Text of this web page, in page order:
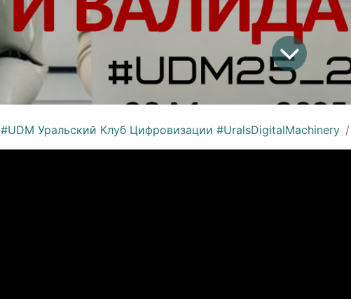
#UDM Уральский Клуб Цифровизации #UralsDigitalMachinery